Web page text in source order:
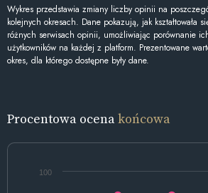
Wykres przedstawia zmiany liczby opinii na
kolejnych okresach. Dane pokazują, jak kształtowała
różnych serwisach opinii, umożliwiając porównanie
użytkowników na każdej z platform. Prezentowane
okres, dla którego dostępne były dane.
Procentowa ocenakońcowa
100